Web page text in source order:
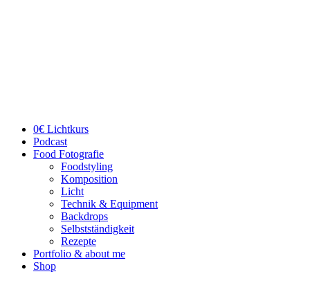
0€ Lichtkurs
Podcast
Food Fotografie
Foodstyling
Komposition
Licht
Technik & Equipment
Backdrops
Selbstständigkeit
Rezepte
Portfolio & about me
Shop